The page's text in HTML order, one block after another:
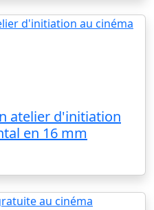
atelier d'initiation
en 16 mm